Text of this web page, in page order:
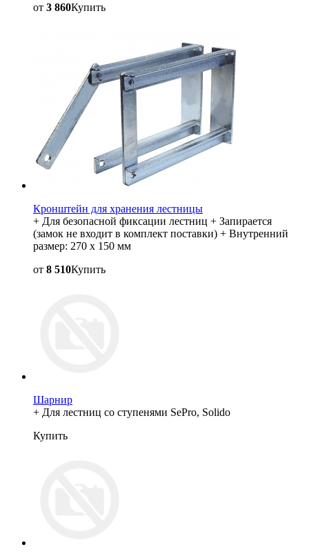
от 3 860Купить
Кронштейн для хранения лестницы
+ Для безопасной фиксации лестниц + Запирается
(замок не входит в комплект поставки) + Внутренний
размер: 270 x 150 мм
от 8 510Купить
Шарнир
+ Для лестниц со ступенями SePro, Solido
Купить